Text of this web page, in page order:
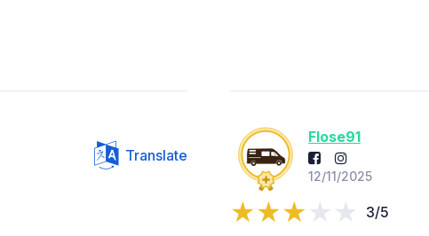
Translate
Flose91
12/11/2025
3/5